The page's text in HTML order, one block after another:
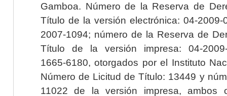
Gamboa. Número de la Reserva de
Título de la versión electrónica: 04-2009-
2007-1094; número de la Reserva de
Título de la versión impresa: 04-2009-
1665-6180, otorgados por el Instituto
Número de Licitud de Título: 13449 y
11022 de la versión impresa, ambos